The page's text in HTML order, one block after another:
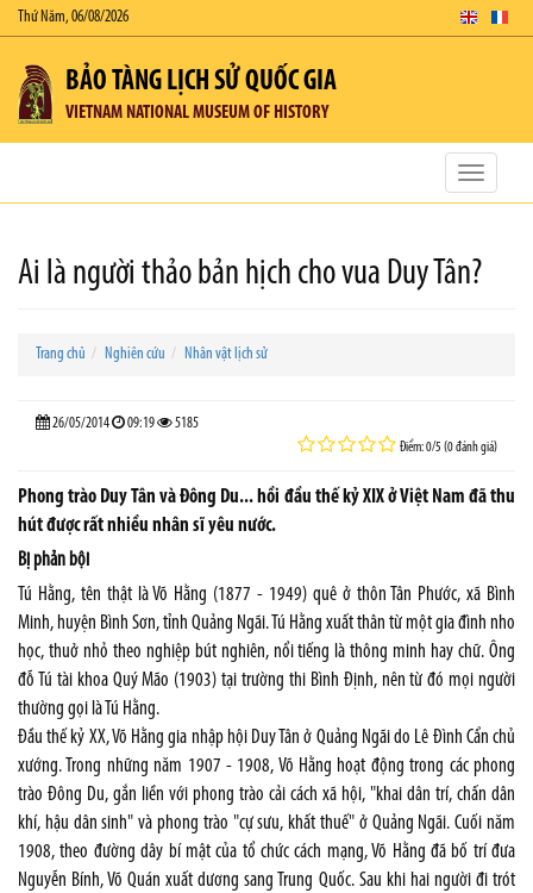
Thứ Năm, 06/08/2026
BẢO TÀNG LỊCH SỬ QUỐC GIA
VIETNAM NATIONAL MUSEUM OF HISTORY
Toggle
Ai là người thảo bản hịch cho vua Duy Tân?
Trang chủ Nghiên cứu Nhân vật lịch sử
26/05/2014 09:19 5185
Điểm: 0/5 (0 đánh giá)
Phong trào Duy Tân và Đông Du... hồi đầu thế kỷ XIX ở Việt Nam đã thu
hút được rất nhiều nhân sĩ yêu nước.
Bị phản bội
Tú Hằng, tên thật là Võ Hằng (1877 - 1949) quê ở thôn Tân Phước, xã Bình
Minh, huyện Bình Sơn, tỉnh Quảng Ngãi. Tú Hằng xuất thân từ một gia đình nho
học, thuở nhỏ theo nghiệp bút nghiên, nổi tiếng là thông minh hay chữ. Ông
đỗ Tú tài khoa Quý Mão (1903) tại trường thi Bình Định, nên từ đó mọi người
thường gọi là Tú Hằng.
Đầu thế kỷ XX, Võ Hằng gia nhập hội Duy Tân ở Quảng Ngãi do Lê Đình Cẩn chủ
xướng. Trong những năm 1907 - 1908, Võ Hằng hoạt động trong các phong
trào Đông Du, gắn liền với phong trào cải cách xã hội, "khai dân trí, chấn dân
khí, hậu dân sinh" và phong trào "cự sưu, khất thuế" ở Quảng Ngãi. Cuối năm
1908, theo đường dây bí mật của tổ chức cách mạng, Võ Hằng đã bố trí đưa
Nguyễn Bính, Võ Quán xuất dương sang Trung Quốc. Sau khi hai người đi trót